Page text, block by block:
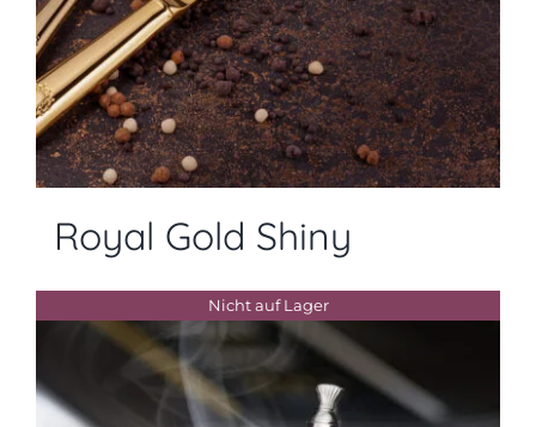
Royal Gold Shiny
Nicht auf Lager